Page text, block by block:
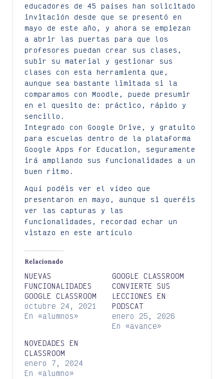
educadores de 45 países han solicitado
invitación desde que se presentó en
mayo de este año, y ahora se empiezan
a abrir las puertas para que los
profesores puedan crear sus clases,
subir su material y gestionar sus
clases con esta herramienta que,
aunque sea bastante limitada si la
comparamos con Moodle, puede presumir
en el quesito de: práctico, rápido y
sencillo.
Integrado con Google Drive, y gratuito
para escuelas dentro de la plataforma
Google Apps for Education, seguramente
irá ampliando sus funcionalidades a un
buen ritmo.
Aquí podéis ver el vídeo que
presentaron en mayo, aunque si queréis
ver las capturas y las
funcionalidades, recordad echar un
vistazo en este artículo
Relacionado
NUEVAS
FUNCIONALIDADES
GOOGLE CLASSROOM
octubre 24, 2021
En «alumnos»
GOOGLE CLASSROOM
CONVIERTE SUS
LECCIONES EN
PODSCAT
enero 25, 2026
En «avance»
NOVEDADES EN
CLASSROOM
enero 7, 2024
En «alumno»